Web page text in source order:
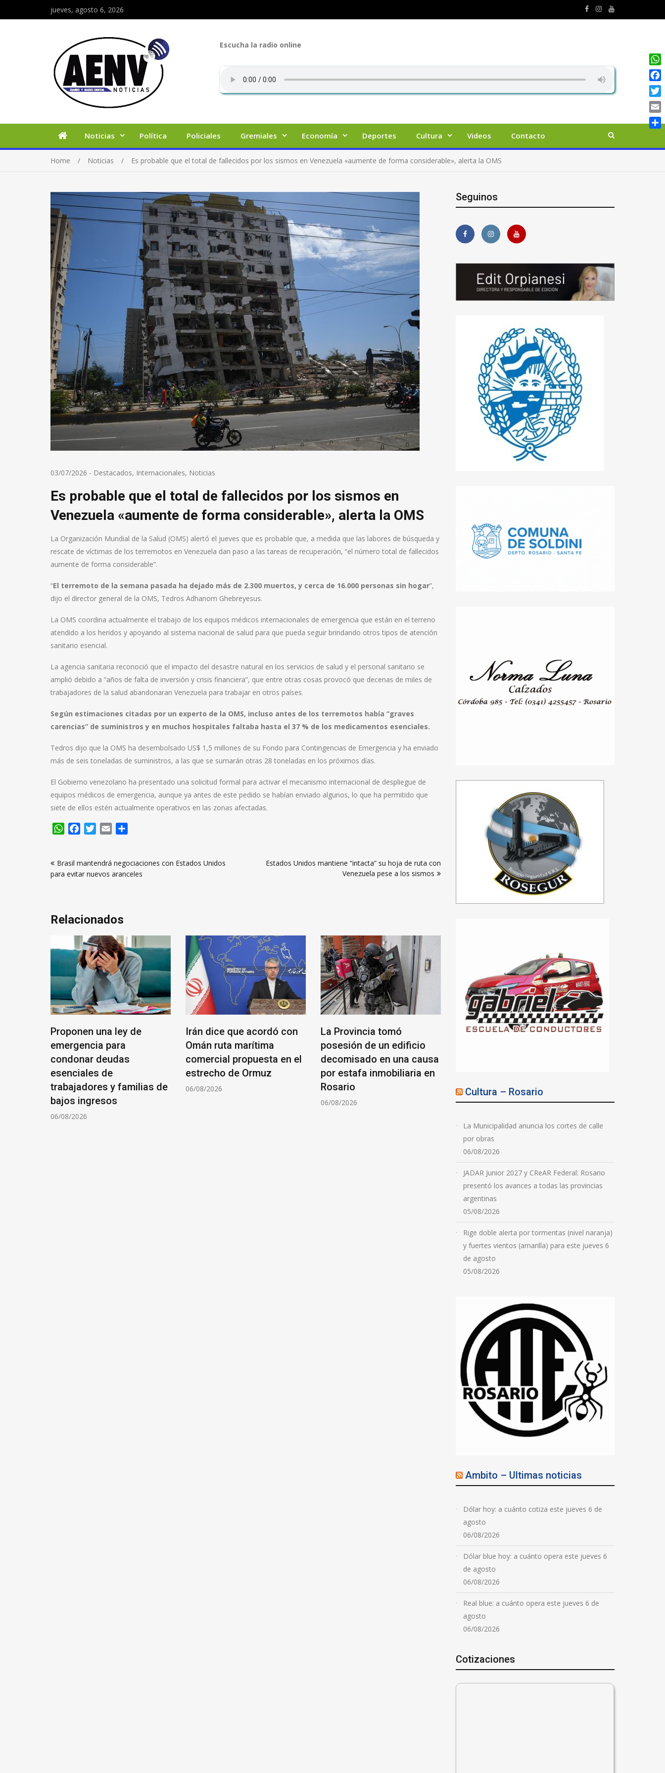
jueves, agosto 6, 2026
Escucha la radio online
Noticias Política Policiales Gremiales Economía Deportes Cultura Videos Contacto
Home Noticias Es probable que el total de fallecidos por los sismos en Venezuela «aumente de forma considerable», alerta la OMS
03/07/2026 - Destacados, Internacionales, Noticias
Es probable que el total de fallecidos por los sismos en
Venezuela «aumente de forma considerable», alerta la OMS
La Organización Mundial de la Salud (OMS) alertó el jueves que es probable que, a medida que las labores de búsqueda y
rescate de víctimas de los terremotos en Venezuela dan paso a las tareas de recuperación, “el número total de fallecidos
aumente de forma considerable”.
“El terremoto de la semana pasada ha dejado más de 2.300 muertos, y cerca de 16.000 personas sin hogar”,
dijo el director general de la OMS, Tedros Adhanom Ghebreyesus.
La OMS coordina actualmente el trabajo de los equipos médicos internacionales de emergencia que están en el terreno
atendido a los heridos y apoyando al sistema nacional de salud para que pueda seguir brindando otros tipos de atención
sanitario esencial.
La agencia sanitaria reconoció que el impacto del desastre natural en los servicios de salud y el personal sanitario se
amplió debido a “años de falta de inversión y crisis financiera”, que entre otras cosas provocó que decenas de miles de
trabajadores de la salud abandonaran Venezuela para trabajar en otros países.
Según estimaciones citadas por un experto de la OMS, incluso antes de los terremotos había “graves
carencias” de suministros y en muchos hospitales faltaba hasta el 37 % de los medicamentos esenciales.
Tedros dijo que la OMS ha desembolsado US$ 1,5 millones de su Fondo para Contingencias de Emergencia y ha enviado
más de seis toneladas de suministros, a las que se sumarán otras 28 toneladas en los próximos días.
El Gobierno venezolano ha presentado una solicitud formal para activar el mecanismo internacional de despliegue de
equipos médicos de emergencia, aunque ya antes de este pedido se habían enviado algunos, lo que ha permitido que
siete de ellos estén actualmente operativos en las zonas afectadas.
WhatsApp
FacebookTwitter
Email
deBrasil mantendrá negociaciones con Estados Unidos
para evitar nuevos aranceles
Estados Unidos mantiene “intacta” su hoja de ruta con
Venezuela pese a los sismos
Relacionados
Proponen una ley de
emergencia para
condonar deudas
esenciales de
trabajadores y familias de
bajos ingresos
06/08/2026
Irán dice que acordó con
Omán ruta marítima
comercial propuesta en el
estrecho de Ormuz
06/08/2026
La Provincia tomó
posesión de un edificio
decomisado en una causa
por estafa inmobiliaria en
Rosario
06/08/2026
Karina Milei visitó Google
06/08/2026
Seguinos
Cultura – Rosario
La Municipalidad anuncia los cortes de calle
por obras
06/08/2026
JADAR Junior 2027 y CReAR Federal: Rosario
presentó los avances a todas las provincias
argentinas
05/08/2026
Rige doble alerta por tormentas (nivel naranja)
y fuertes vientos (amarilla) para este jueves 6
de agosto
05/08/2026
Ambito – Ultimas noticias
Dólar hoy: a cuánto cotiza este jueves 6 de
agosto
06/08/2026
Dólar blue hoy: a cuánto opera este jueves 6
de agosto
06/08/2026
Real blue: a cuánto opera este jueves 6 de
agosto
06/08/2026
Cotizaciones